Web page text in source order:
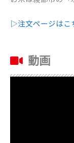
▷注文ページはこ
動画